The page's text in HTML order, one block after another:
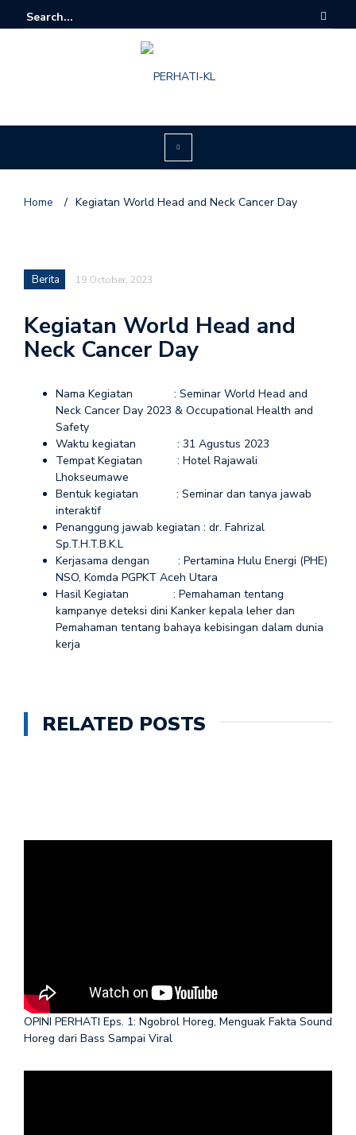
Home / Kegiatan World Head and Neck Cancer Day
Berita 19 October, 2023
Kegiatan World Head and
Neck Cancer Day
Nama Kegiatan : Seminar World Head and
Neck Cancer Day 2023 & Occupational Health and
Safety
Waktu kegiatan : 31 Agustus 2023
Tempat Kegiatan : Hotel Rajawali
Lhokseumawe
Bentuk kegiatan : Seminar dan tanya jawab
interaktif
Penanggung jawab kegiatan : dr. Fahrizal
Sp.T.H.T.B.K.L
Kerjasama dengan : Pertamina Hulu Energi (PHE)
NSO, Komda PGPKT Aceh Utara
Hasil Kegiatan : Pemahaman tentang
kampanye deteksi dini Kanker kepala leher dan
Pemahaman tentang bahaya kebisingan dalam dunia
kerja
RELATED POSTS
OPINI PERHATI Eps. 1: Ngobrol Horeg, Menguak Fakta Sound
Horeg dari Bass Sampai Viral